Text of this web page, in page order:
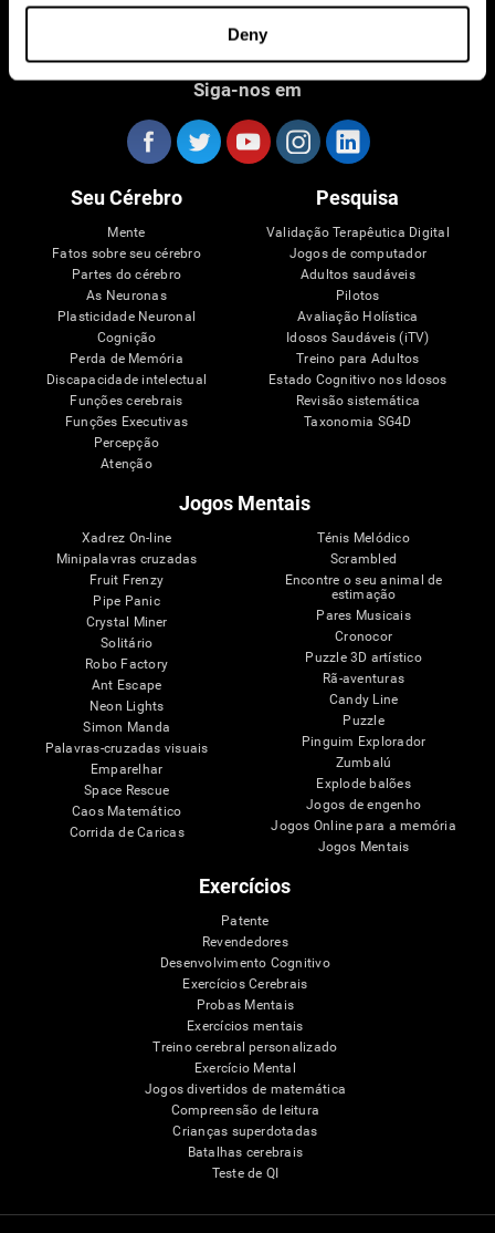
Deny
Siga-nos em
Seu Cérebro
Mente
Fatos sobre seu cérebro
Partes do cérebro
As Neuronas
Plasticidade Neuronal
Cognição
Perda de Memória
Discapacidade intelectual
Funções cerebrais
Funções Executivas
Percepção
Atenção
Pesquisa
Validação Terapêutica Digital
Jogos de computador
Adultos saudáveis
Pilotos
Avaliação Holística
Idosos Saudáveis (iTV)
Treino para Adultos
Estado Cognitivo nos Idosos
Revisão sistemática
Taxonomia SG4D
Jogos Mentais
Xadrez On-line
Minipalavras cruzadas
Fruit Frenzy
Pipe Panic
Crystal Miner
Solitário
Robo Factory
Ant Escape
Neon Lights
Simon Manda
Palavras-cruzadas visuais
Emparelhar
Space Rescue
Caos Matemático
Corrida de Caricas
Ténis Melódico
Scrambled
Encontre o seu animal de
estimação
Pares Musicais
Cronocor
Puzzle 3D artístico
Rã-aventuras
Candy Line
Puzzle
Pinguim Explorador
Zumbalú
Explode balões
Jogos de engenho
Jogos Online para a memória
Jogos Mentais
Exercícios
Patente
Revendedores
Desenvolvimento Cognitivo
Exercícios Cerebrais
Probas Mentais
Exercícios mentais
Treino cerebral personalizado
Exercício Mental
Jogos divertidos de matemática
Compreensão de leitura
Crianças superdotadas
Batalhas cerebrais
Teste de QI